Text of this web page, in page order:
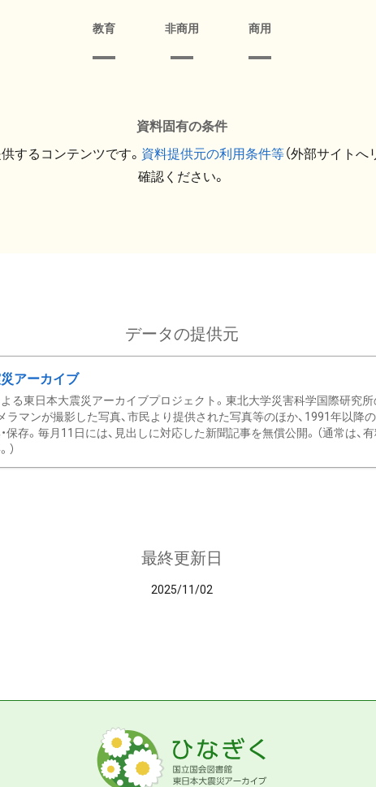
教育 非商用 商用
資料固有の条件
するコンテンツです。 資料提供元の利用条件等（外部サイトへ
確認ください。
データの提供元
アーカイブ
る東日本大震災アーカイブプロジェクト。東北大学災害科学国際研究
ラマンが撮影した写真、市民より提供された写真等のほか、1991年以降
保存。毎月11日には、見出しに対応した新聞記事を無償公開。（通常は、
）
最終更新日
2025/11/02